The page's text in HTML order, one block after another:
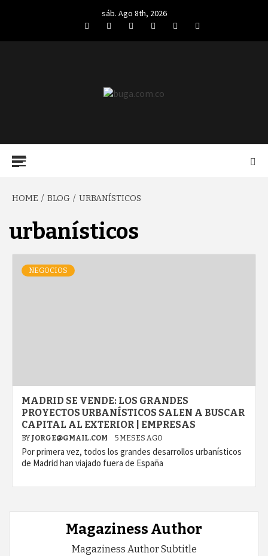
sáb. Ago 8th, 2026
FacebookTwitterLinkedIn
VK YouTubeInstagram
HOME BLOG URBANÍSTICOS
urbanísticos
NEGOCIOS
MADRID SE VENDE: LOS GRANDES
PROYECTOS URBANÍSTICOS SALEN A BUSCAR
CAPITAL AL EXTERIOR | EMPRESAS
BY JORGE@GMAIL.COM 5 MESES AGO
Por primera vez, todos los grandes desarrollos urbanísticos
de Madrid han viajado fuera de España
Magaziness Author
Magaziness Author Subtitle